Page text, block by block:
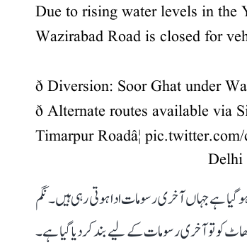
Due to rising water levels in the
Wazirabad Road is closed for
ð Diversion: Soor Ghat under
ð Alternate routes available
Timarpur Roadâ¦
گیا ہے جہاں آخری رسومات ادا ہوتی رہی ہیں۔ نگم
کو تو آخری رسومات کے لیے بند کر دیا گیا ہے۔